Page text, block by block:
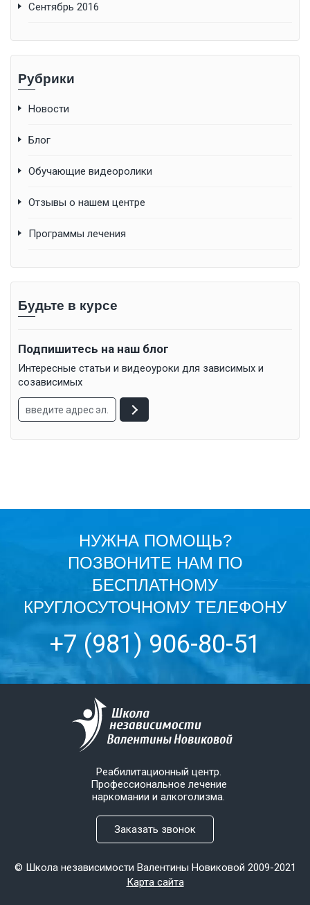
Сентябрь 2016
Рубрики
Новости
Блог
Обучающие видеоролики
Отзывы о нашем центре
Программы лечения
Будьте в курсе
Подпишитесь на наш блог
Интересные статьи и видеоуроки для зависимых и
созависимых
НУЖНА ПОМОЩЬ?
ПОЗВОНИТЕ НАМ ПО
БЕСПЛАТНОМУ
КРУГЛОСУТОЧНОМУ ТЕЛЕФОНУ
+7 (981) 906-80-51
Реабилитационный центр.
Профессиональное лечение
наркомании и алкоголизма.
Заказать звонок
© Школа независимости Валентины Новиковой 2009-2021
Карта сайта